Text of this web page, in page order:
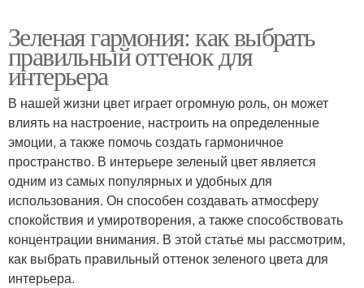
Зеленая гармония: как выбрать
правильный оттенок для
интерьера
В нашей жизни цвет играет огромную роль, он может
влиять на настроение, настроить на определенные
эмоции, а также помочь создать гармоничное
пространство. В интерьере зеленый цвет является
одним из самых популярных и удобных для
использования. Он способен создавать атмосферу
спокойствия и умиротворения, а также способствовать
концентрации внимания. В этой статье мы рассмотрим,
как выбрать правильный оттенок зеленого цвета для
интерьера.